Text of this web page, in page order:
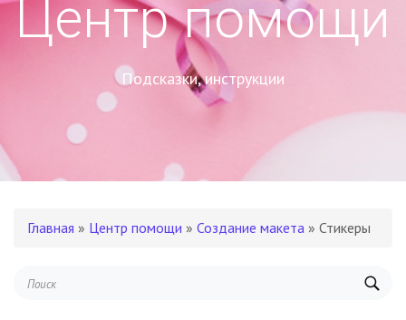
Центр помощи
Подсказки, инструкции
Главная » Центр помощи » Создание макета » Стикеры